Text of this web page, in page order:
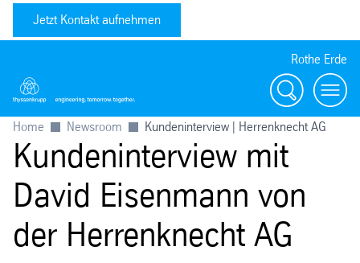
Jetzt Kontakt aufnehmen
Rothe Erde
Suche
Home Newsroom Kundeninterview | Herrenknecht AG
Kundeninterview mit
David Eisenmann von
der Herrenknecht AG